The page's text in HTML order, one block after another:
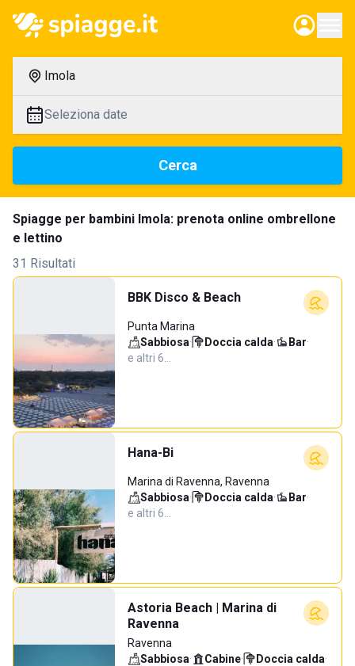
Imola
Seleziona date
Cerca
Spiagge per bambini Imola: prenota online ombrellone
e lettino
31 Risultati
BBK Disco & Beach
Punta Marina
Sabbiosa· Doccia calda· Bar·
e altri 6…
Hana-Bi
Marina di Ravenna, Ravenna
Sabbiosa· Doccia calda· Bar·
e altri 6…
Astoria Beach | Marina di
Ravenna
Ravenna
Sabbiosa· Cabine· Doccia calda·